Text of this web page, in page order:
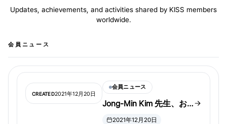
Updates, achievements, and activities shared by KISS members
worldwide.
会員ニュース
CREATED2021年12月20日
会員ニュース
Jong-Min Kim 先生、お
めでとうございます！
2021年12月20日